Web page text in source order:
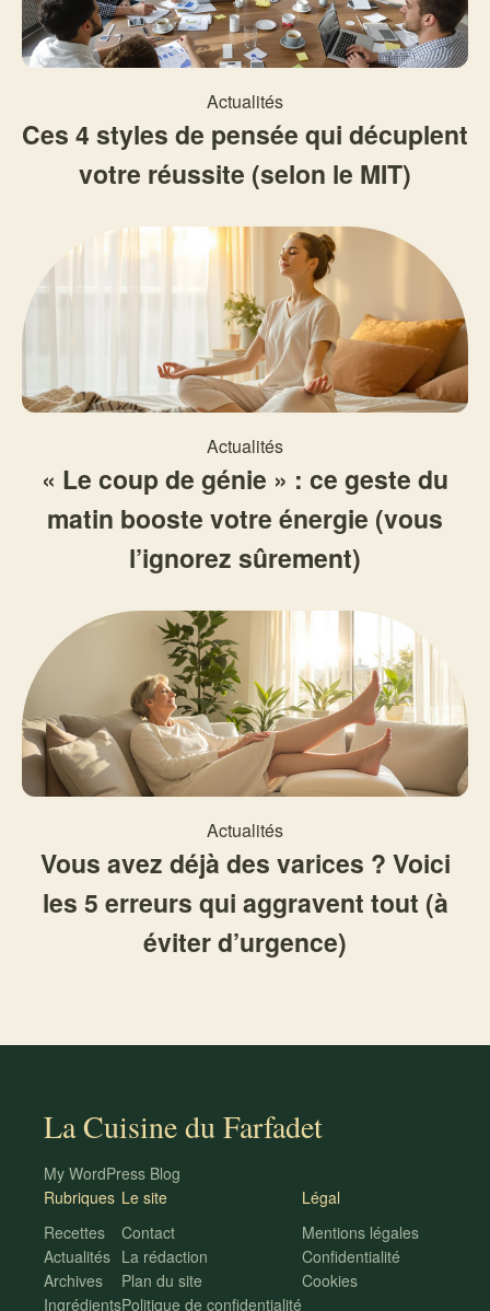
Actualités
Ces 4 styles de pensée qui décuplent
votre réussite (selon le MIT)
Actualités
« Le coup de génie » : ce geste du
matin booste votre énergie (vous
l’ignorez sûrement)
Actualités
Vous avez déjà des varices ? Voici
les 5 erreurs qui aggravent tout (à
éviter d’urgence)
La Cuisine du Farfadet
My WordPress Blog
Rubriques
Recettes
Actualités
Archives
Ingrédients
Le site
Contact
La rédaction
Plan du site
Politique de confidentialité
Légal
Mentions légales
Confidentialité
Cookies